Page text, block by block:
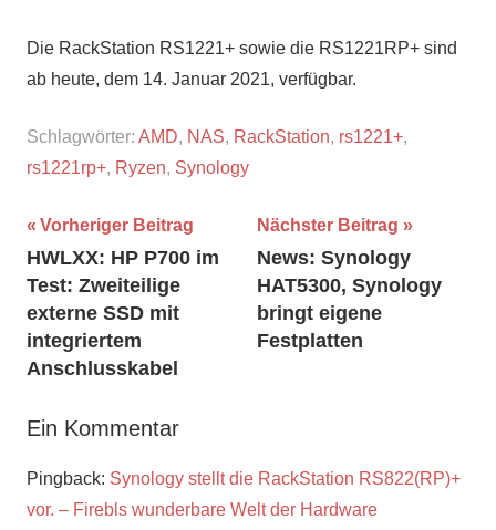
Die RackStation RS1221+ sowie die RS1221RP+ sind
ab heute, dem 14. Januar 2021, verfügbar.
Schlagwörter: AMD, NAS, RackStation, rs1221+,
rs1221rp+, Ryzen, Synology
Beitragsnavigation
Vorheriger Beitrag
HWLXX: HP P700 im
Test: Zweiteilige
externe SSD mit
integriertem
Anschlusskabel
Nächster Beitrag
News: Synology
HAT5300, Synology
bringt eigene
Festplatten
Ein Kommentar
Pingback: Synology stellt die RackStation RS822(RP)+
vor. – Firebls wunderbare Welt der Hardware